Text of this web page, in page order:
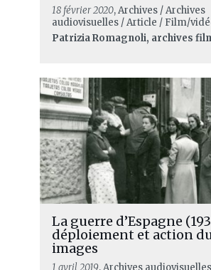
18 février 2020, Archives / Archives
audiovisuelles / Article / Film/
Patrizia Romagnoli, archives
La guerre d’Espagne
déploiement et action du
images
1 avril 2019, Archives